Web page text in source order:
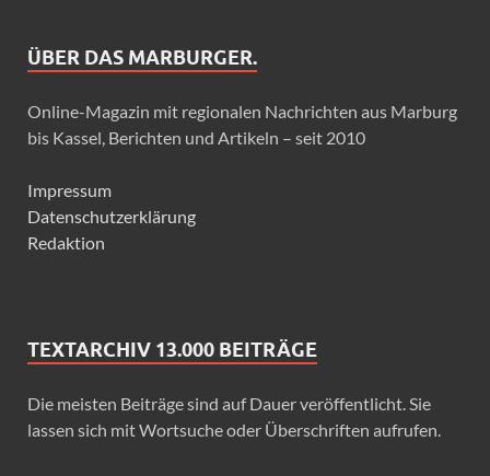
ÜBER DAS MARBURGER.
Online-Magazin mit regionalen Nachrichten aus Marburg
bis Kassel, Berichten und Artikeln – seit 2010
Impressum
Datenschutzerklärung
Redaktion
TEXTARCHIV 13.000 BEITRÄGE
Die meisten Beiträge sind auf Dauer veröffentlicht. Sie
lassen sich mit Wortsuche oder Überschriften aufrufen.